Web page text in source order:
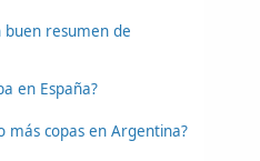
buen resumen de
en España?
más copas en Argentina?